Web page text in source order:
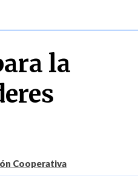
la
Cooperativa